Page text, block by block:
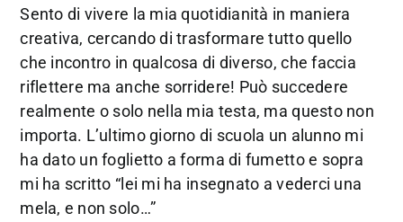
Sento di vivere la mia quotidianità in maniera
creativa, cercando di trasformare tutto quello
che incontro in qualcosa di diverso, che faccia
riflettere ma anche sorridere! Può succedere
realmente o solo nella mia testa, ma questo non
importa. L’ultimo giorno di scuola un alunno mi
ha dato un foglietto a forma di fumetto e sopra
mi ha scritto “lei mi ha insegnato a vederci una
mela, e non solo…”